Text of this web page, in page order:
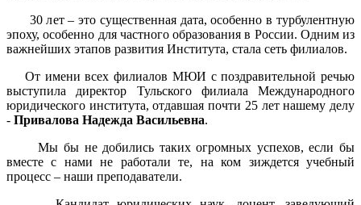
30 лет – это существенная дата, особенно в турбулентную
эпоху, особенно для частного образования в России. Одним из
важнейших этапов развития Института, стала сеть филиалов.
От имени всех филиалов МЮИ с поздравительной речью
выступила директор Тульского филиала Международного
юридического института, отдавшая почти 25 лет нашему делу
- Привалова Надежда Васильевна.
Мы бы не добились таких огромных успехов, если бы
вместе с нами не работали те, на ком зиждется учебный
процесс – наши преподаватели.